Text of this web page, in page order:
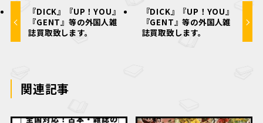
『DICK』『UP！YOU』
『GENT』等の外国人雑
誌買取致します。
『DICK』『UP！YOU』
『GENT』等の外国人雑
誌買取致します。
関連記事